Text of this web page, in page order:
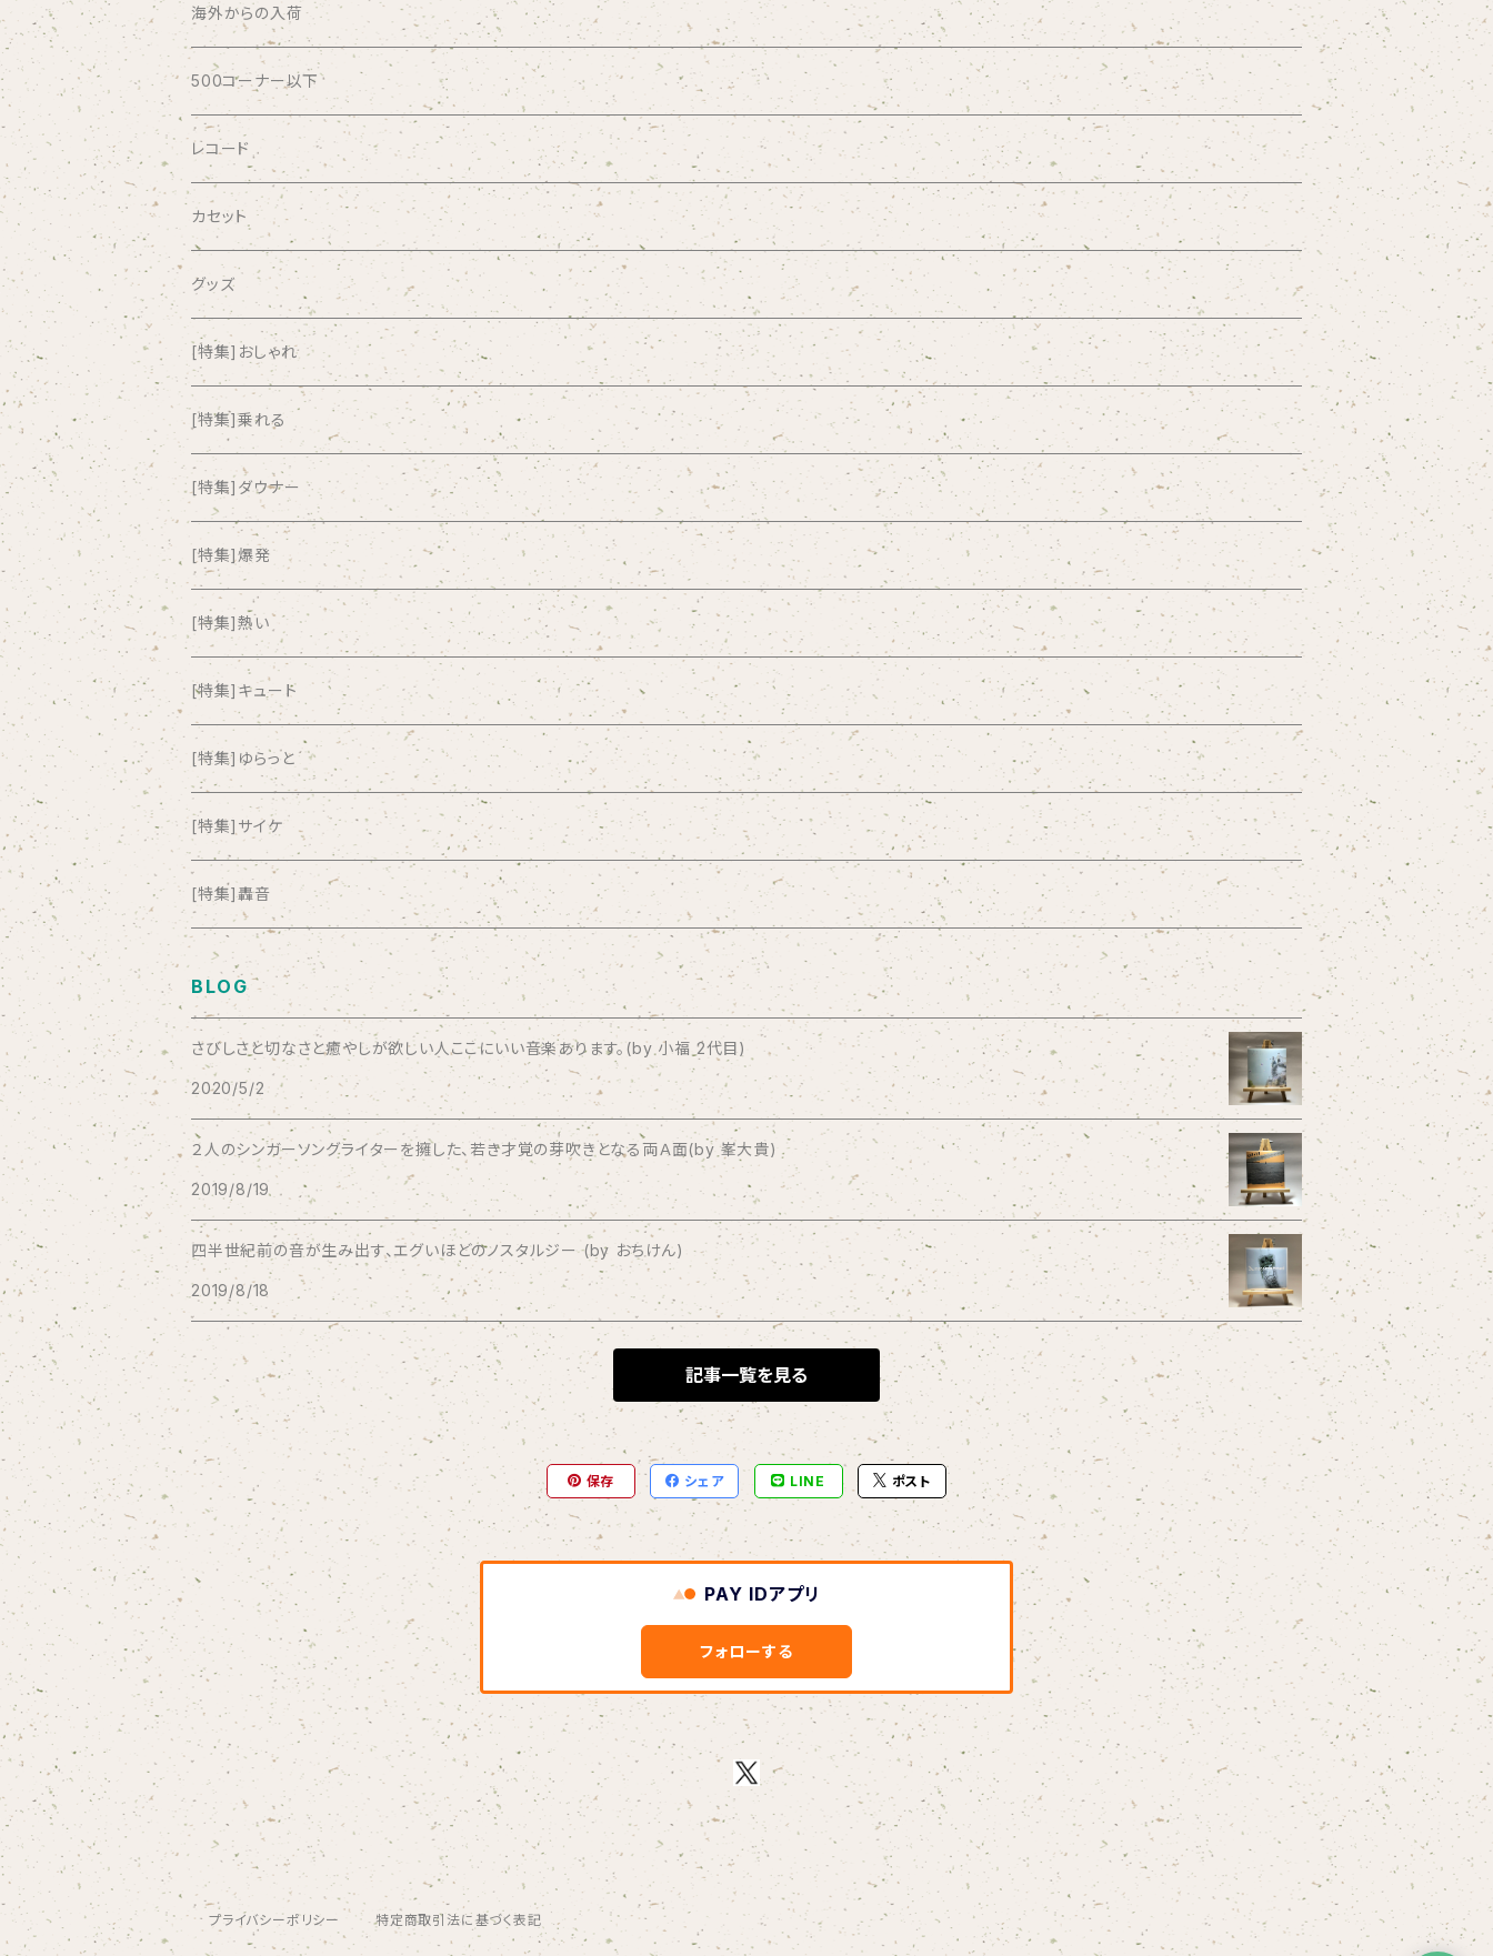
ABSOLUTE LOSERS
AFRICA
AGU
AIRCRAFT
airlie
AKUTAGAWA FANCLUB
ALKASILKA
all about paradise
ALL ITEM 10 TIMES
Amia Calva
Amsterdamned
ANYO
And Summer Club
anticlockwise
Aysula
Bad Operation
Bagus!
BBBBBBB
The BEG
The Beths
THE BLACK SHANSONS
BLONDnewHALF
Blondy
BOAR HUNTER
bud&harbor
Bulbs Of Passion
Calme Adiction
CANDY
海外からの入荷
500コーナー以下
レコード
カセット
グッズ
[特集]おしゃれ
[特集]乗れる
[特集]ダウナー
[特集]爆発
[特集]熱い
[特集]キュート
[特集]ゆらっと
[特集]サイケ
[特集]轟音
BLOG
さびしさと切なさと癒やしが欲しい人ここにいい音楽あります。(by 小福 2代目)
2020/5/2
２人のシンガーソングライターを擁した、若き才覚の芽吹きとなる両Ａ面(by 峯大貴)
2019/8/19
四半世紀前の音が生み出す、エグいほどのノスタルジー (by おちけん)
2019/8/18
記事一覧を見る
保存 シェア LINE ポスト
PAY IDアプリ
フォローする
プライバシーポリシー 特定商取引法に基づく表記